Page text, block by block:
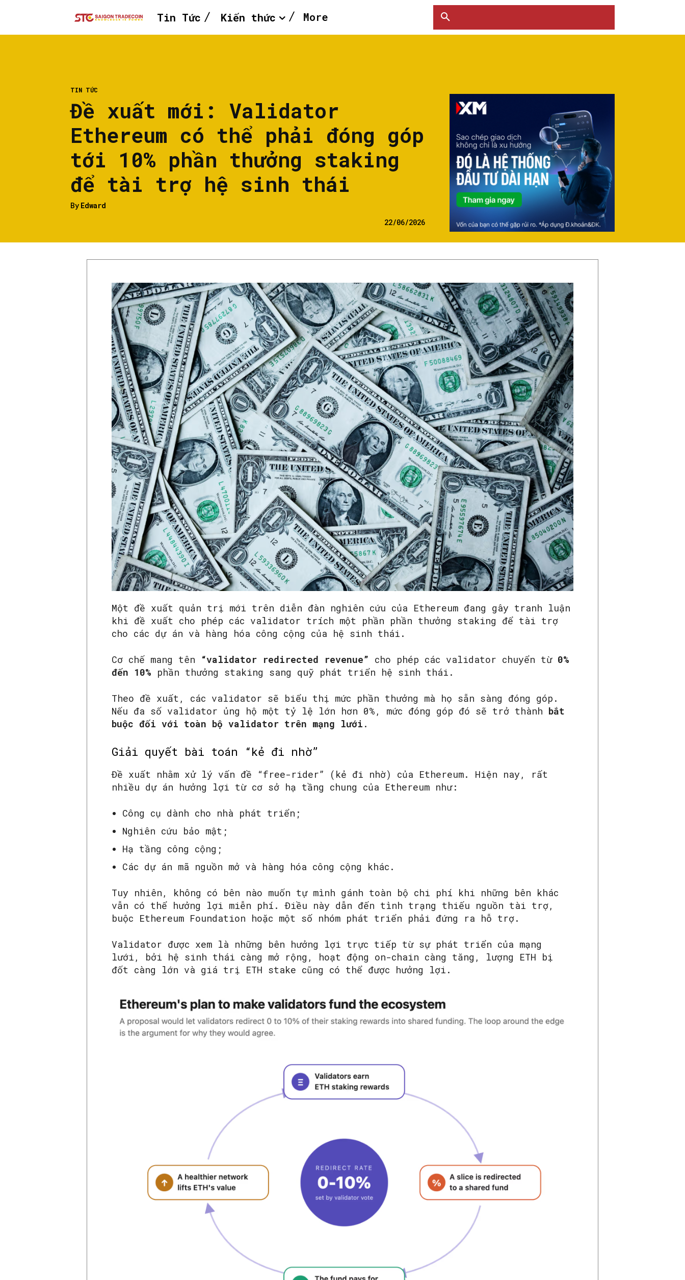
SEARCH...
Tin Tức Kiến thức More
TIN TỨC
Đề xuất mới: Validator
Ethereum có thể phải đóng góp
tới 10% phần thưởng staking
để tài trợ hệ sinh thái
By Edward
22/06/2026
Một đề xuất quản trị mới trên diễn đàn nghiên cứu của Ethereum đang gây tranh luận
khi đề xuất cho phép các validator trích một phần phần thưởng staking để tài trợ
cho các dự án và hàng hóa công cộng của hệ sinh thái.
Cơ chế mang tên “validator redirected revenue” cho phép các validator chuyển từ 0%
đến 10% phần thưởng staking sang quỹ phát triển hệ sinh thái.
Theo đề xuất, các validator sẽ biểu thị mức phần thưởng mà họ sẵn sàng đóng góp.
Nếu đa số validator ủng hộ một tỷ lệ lớn hơn 0%, mức đóng góp đó sẽ trở thành bắt
buộc đối với toàn bộ validator trên mạng lưới .
Giải quyết bài toán “kẻ đi nhờ”
Đề xuất nhằm xử lý vấn đề “free-rider” (kẻ đi nhờ) của Ethereum. Hiện nay, rất
nhiều dự án hưởng lợi từ cơ sở hạ tầng chung của Ethereum như:
Công cụ dành cho nhà phát triển;
Nghiên cứu bảo mật;
Hạ tầng công cộng;
Các dự án mã nguồn mở và hàng hóa công cộng khác.
Tuy nhiên, không có bên nào muốn tự mình gánh toàn bộ chi phí khi những bên khác
vẫn có thể hưởng lợi miễn phí. Điều này dẫn đến tình trạng thiếu nguồn tài trợ,
buộc Ethereum Foundation hoặc một số nhóm phát triển phải đứng ra hỗ trợ.
Validator được xem là những bên hưởng lợi trực tiếp từ sự phát triển của mạng
lưới, bởi hệ sinh thái càng mở rộng, hoạt động on-chain càng tăng, lượng ETH bị
đốt càng lớn và giá trị ETH stake cũng có thể được hưởng lợi.